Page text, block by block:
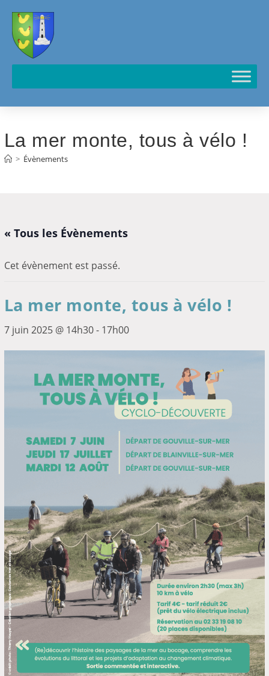
La mer monte, tous à vélo !
> Évènements
« Tous les Évènements
Cet évènement est passé.
La mer monte, tous à vélo !
7 juin 2025 @ 14h30- 17h00